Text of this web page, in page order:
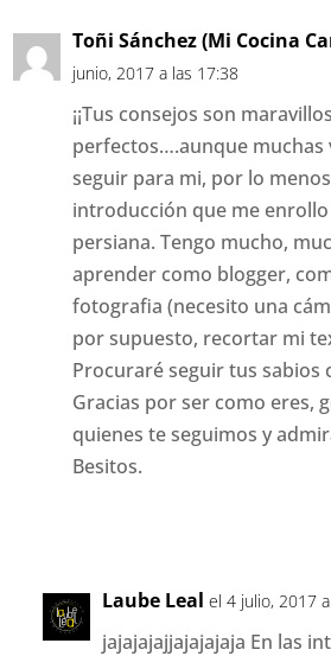
Toñi Sánchez (Mi Cocina
junio, 2017 a las 17:38
¡¡Tus consejos son
perfectos….aunque muchas
seguir para mi, por lo
introducción que me
persiana. Tengo mucho,
aprender como blogger,
fotografia (necesito una
por supuesto, recortar mi
Procuraré seguir tus sabios
Gracias por ser como eres,
quienes te seguimos y
Besitos.
Laube Leal el 4 julio, 2017
jajajajajjajajajaja En las